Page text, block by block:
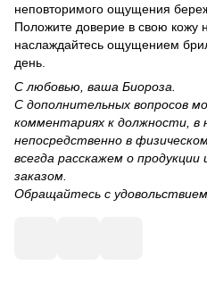
неповторимого ощущения
Положите доверие в свою кожу
наслаждайтесь ощущением
день.
С любовью, ваша Биороза.
С дополнительных вопросов
комментариях к должности, в
непосредственно в
всегда расскажем о
заказом.
Обращайтесь с